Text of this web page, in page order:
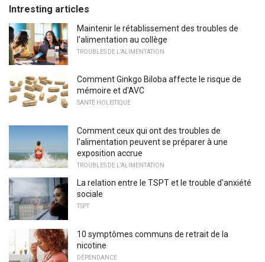
Intresting articles
Maintenir le rétablissement des troubles de
l'alimentation au collège
TROUBLES DE L'ALIMENTATION
Comment Ginkgo Biloba affecte le risque de
mémoire et d'AVC
SANTÉ HOLISTIQUE
Comment ceux qui ont des troubles de
l'alimentation peuvent se préparer à une
exposition accrue
TROUBLES DE L'ALIMENTATION
La relation entre le TSPT et le trouble d'anxiété
sociale
TSPT
10 symptômes communs de retrait de la
nicotine
DÉPENDANCE